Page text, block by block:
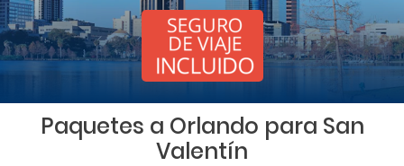
Paquetes a Orlando para San
Valentín